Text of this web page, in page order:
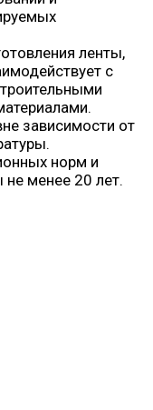
ленты,
с
зависимости от
норм и
менее 20 лет.